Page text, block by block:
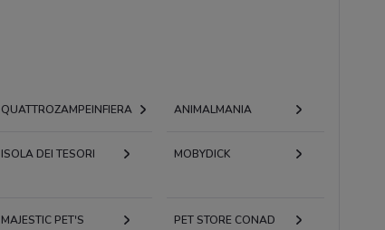
QUATTROZAMPEINFIERA ANIMALMANIA
ISOLA DEI TESORI MOBYDICK
MAJESTIC PET'S PET STORE CONAD